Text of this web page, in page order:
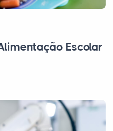
Escolar